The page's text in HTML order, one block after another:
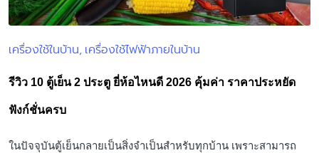
Posted
เครื่องใช้ในบ้าน เครื่องใช้ไฟฟ้าภายในบ้าน
รีวิว 10 ตู้เย็น 2 ประตู ยี่ห้อไหนดี 2026 คุ้มค่า ราคาประหยัด
ฟังก์ชั่นครบ
ในปัจจุบันตู้เย็นกลายเป็นสิ่งจำเป็นสำหรับทุกบ้าน เพราะสามารถ